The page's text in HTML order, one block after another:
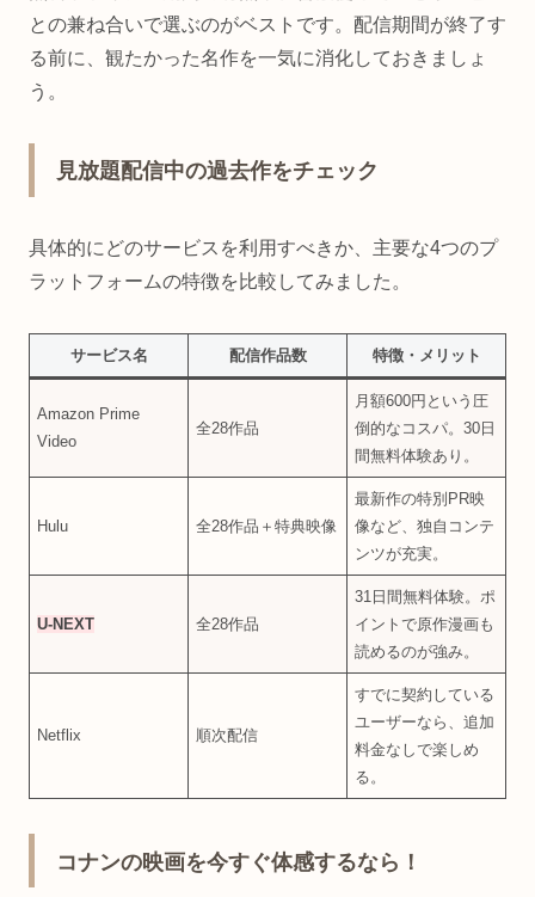
との兼ね合いで選ぶのがベストです。配信期間が終了す
る前に、観たかった名作を一気に消化しておきましょ
う。
見放題配信中の過去作をチェック
具体的にどのサービスを利用すべきか、主要な4つのプ
ラットフォームの特徴を比較してみました。
サービス名 配信作品数 特徴・メリット
Amazon Prime
Video
全28作品
月額600円という圧
倒的なコスパ。30日
間無料体験あり。
Hulu 全28作品＋特典映像
最新作の特別PR映
像など、独自コンテ
ンツが充実。
U-NEXT 全28作品
31日間無料体験。ポ
イントで原作漫画も
読めるのが強み。
Netflix 順次配信
すでに契約している
ユーザーなら、追加
料金なしで楽しめ
る。
コナンの映画を今すぐ体感するなら！